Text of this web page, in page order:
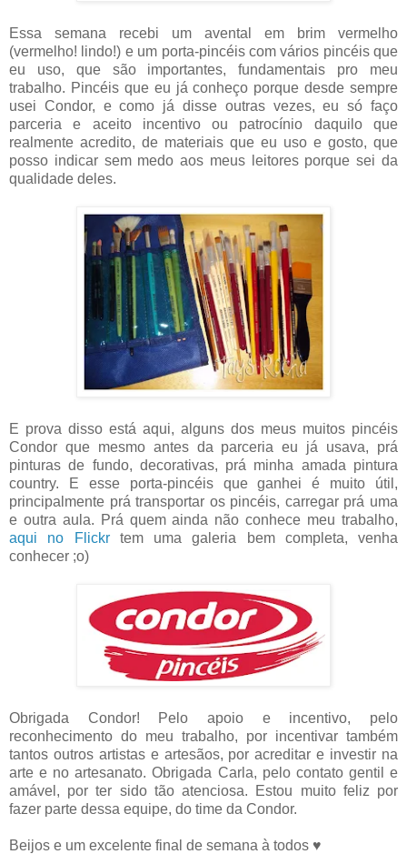
Essa semana recebi um avental em brim vermelho
(vermelho! lindo!) e um porta-pincéis com vários pincéis que
eu uso, que são importantes, fundamentais pro meu
trabalho. Pincéis que eu já conheço porque desde sempre
usei Condor, e como já disse outras vezes, eu só faço
parceria e aceito incentivo ou patrocínio daquilo que
realmente acredito, de materiais que eu uso e gosto, que
posso indicar sem medo aos meus leitores porque sei da
qualidade deles.
E prova disso está aqui, alguns dos meus muitos pincéis
Condor que mesmo antes da parceria eu já usava, prá
pinturas de fundo, decorativas, prá minha amada pintura
country. E esse porta-pincéis que ganhei é muito útil,
principalmente prá transportar os pincéis, carregar prá uma
e outra aula. Prá quem ainda não conhece meu trabalho,
aqui no Flickrtem uma galeria bem completa, venha
conhecer ;o)
Obrigada Condor! Pelo apoio e incentivo, pelo
reconhecimento do meu trabalho, por incentivar também
tantos outros artistas e artesãos, por acreditar e investir na
arte e no artesanato. Obrigada Carla, pelo contato gentil e
amável, por ter sido tão atenciosa. Estou muito feliz por
fazer parte dessa equipe, do time da Condor.
Beijos e um excelente final de semana à todos ♥